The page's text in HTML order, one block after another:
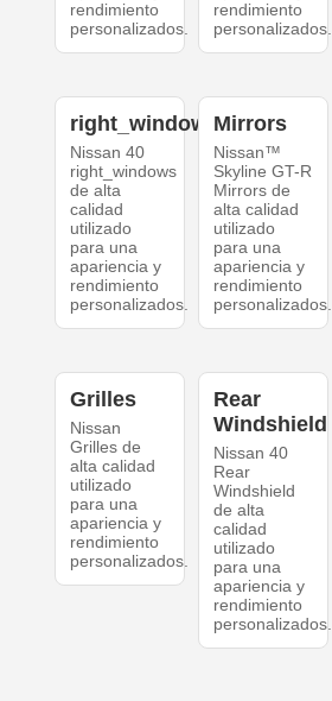
rendimiento
personalizados.
rendimiento
personalizados.
right_windows
Nissan 40
right_windows
de alta
calidad
utilizado
para una
apariencia y
rendimiento
personalizados.
Mirrors
Nissan™
Skyline GT-R
Mirrors de
alta calidad
utilizado
para una
apariencia y
rendimiento
personalizados.
Grilles
Nissan
Grilles de
alta calidad
utilizado
para una
apariencia y
rendimiento
personalizados.
Rear
Windshield
Nissan 40
Rear
Windshield
de alta
calidad
utilizado
para una
apariencia y
rendimiento
personalizados.